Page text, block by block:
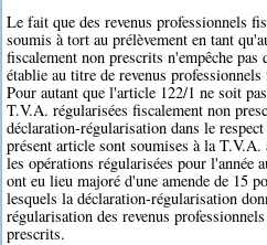
Le fait que des revenus professionnels
soumis à tort au prélèvement en tant
fiscalement non prescrits n'empêche
établie au titre de revenus
Pour autant que l'article 122/1 ne soit
T.V.A. régularisées fiscalement non
déclaration-régularisation dans le
présent article sont soumises à la
les opérations régularisées pour l'année
ont eu lieu majoré d'une amende de 15
lesquels la déclaration-régularisation
régularisation des revenus
prescrits.